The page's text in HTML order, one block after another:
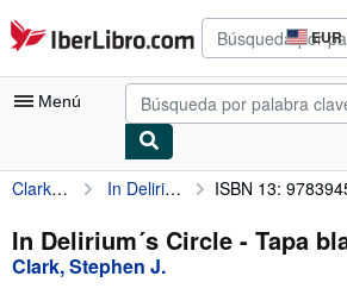
Pasar al contenido principal
IberLibro.com EUR
de
del
Menú
Mi cuenta
Consultar mis pedidos
Búsqueda avanzada
Clark, Stephen J. In Delirium´s Circle ISBN 13:
In Delirium´s Circle - Tapa
Clark, Stephen J.